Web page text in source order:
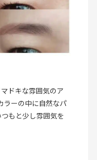
ドキな雰囲気のア
ラーの中に自然なパ
もと少し雰囲気を